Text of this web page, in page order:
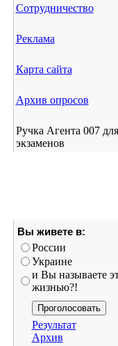
Сотрудничество
Реклама
Карта сайта
Архив опросов
Ручка Агента 007 для
экзаменов
Вы живете в:
России
Украине
и Вы называете
жизнью?!
Результат
Архив